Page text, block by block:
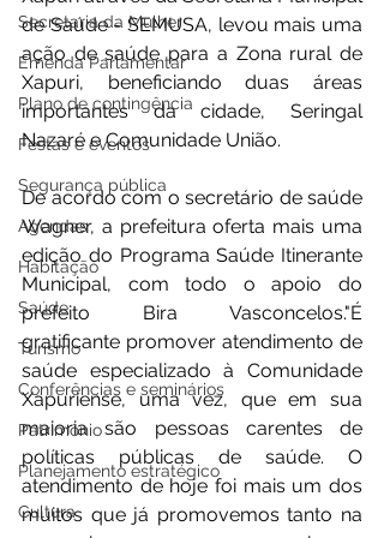
Secretaria da Mulher
Emenda Parlamentar
Plano de contingência
Festas e eventos
Segurança pública
Agendas
Habitação
Saúde
Turismo
Conferências e seminários
Patrimônio
Planejamento estratégico
Cultura
de Saúde - SEMUSA, levou mais uma
ação de saúde para a Zona rural de
Xapuri, beneficiando duas áreas
importantes da cidade, Seringal
Nazaré e Comunidade União.
De acordo com o secretário de saúde
Wagner, a prefeitura oferta mais uma
edição do Programa Saúde Itinerante
Municipal, com todo o apoio do
prefeito Bira Vasconcelos."É
gratificante promover atendimento de
saúde especializado à Comunidade
Xapuriense, uma vez, que em sua
maioria são pessoas carentes de
políticas públicas de saúde. O
atendimento de hoje foi mais um dos
muitos que já promovemos tanto na